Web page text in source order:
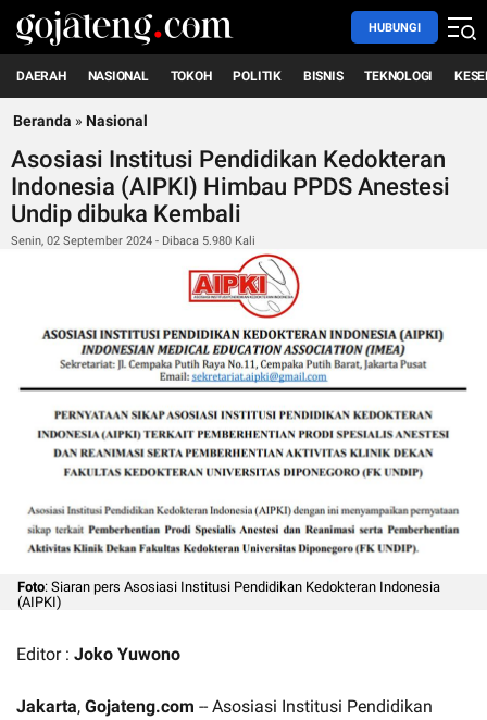
HUBUNGI
DAERAH NASIONAL TOKOH POLITIK BISNIS TEKNOLOGI
Beranda » Nasional
Asosiasi Institusi Pendidikan Kedokteran
Indonesia (AIPKI) Himbau PPDS Anestesi
Undip dibuka Kembali
Senin, 02 September 2024 - Dibaca 5.980 Kali
Foto: Siaran pers Asosiasi Institusi Pendidikan Kedokteran Indonesia
(AIPKI)
Editor : Joko Yuwono
Jakarta, Gojateng.com -- Asosiasi Institusi Pendidikan